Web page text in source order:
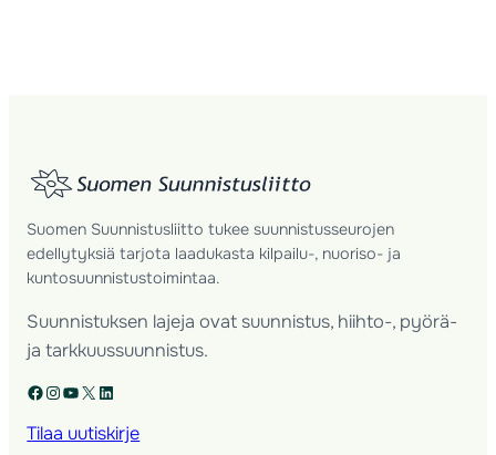
Suomen Suunnistusliitto tukee suunnistusseurojen
edellytyksiä tarjota laadukasta kilpailu-, nuoriso- ja
kuntosuunnistustoimintaa.
Suunnistuksen lajeja ovat suunnistus, hiihto-, pyörä-
ja tarkkuussuunnistus.
Facebook Instagram YouTube X LinkedIn
Tilaa uutiskirje